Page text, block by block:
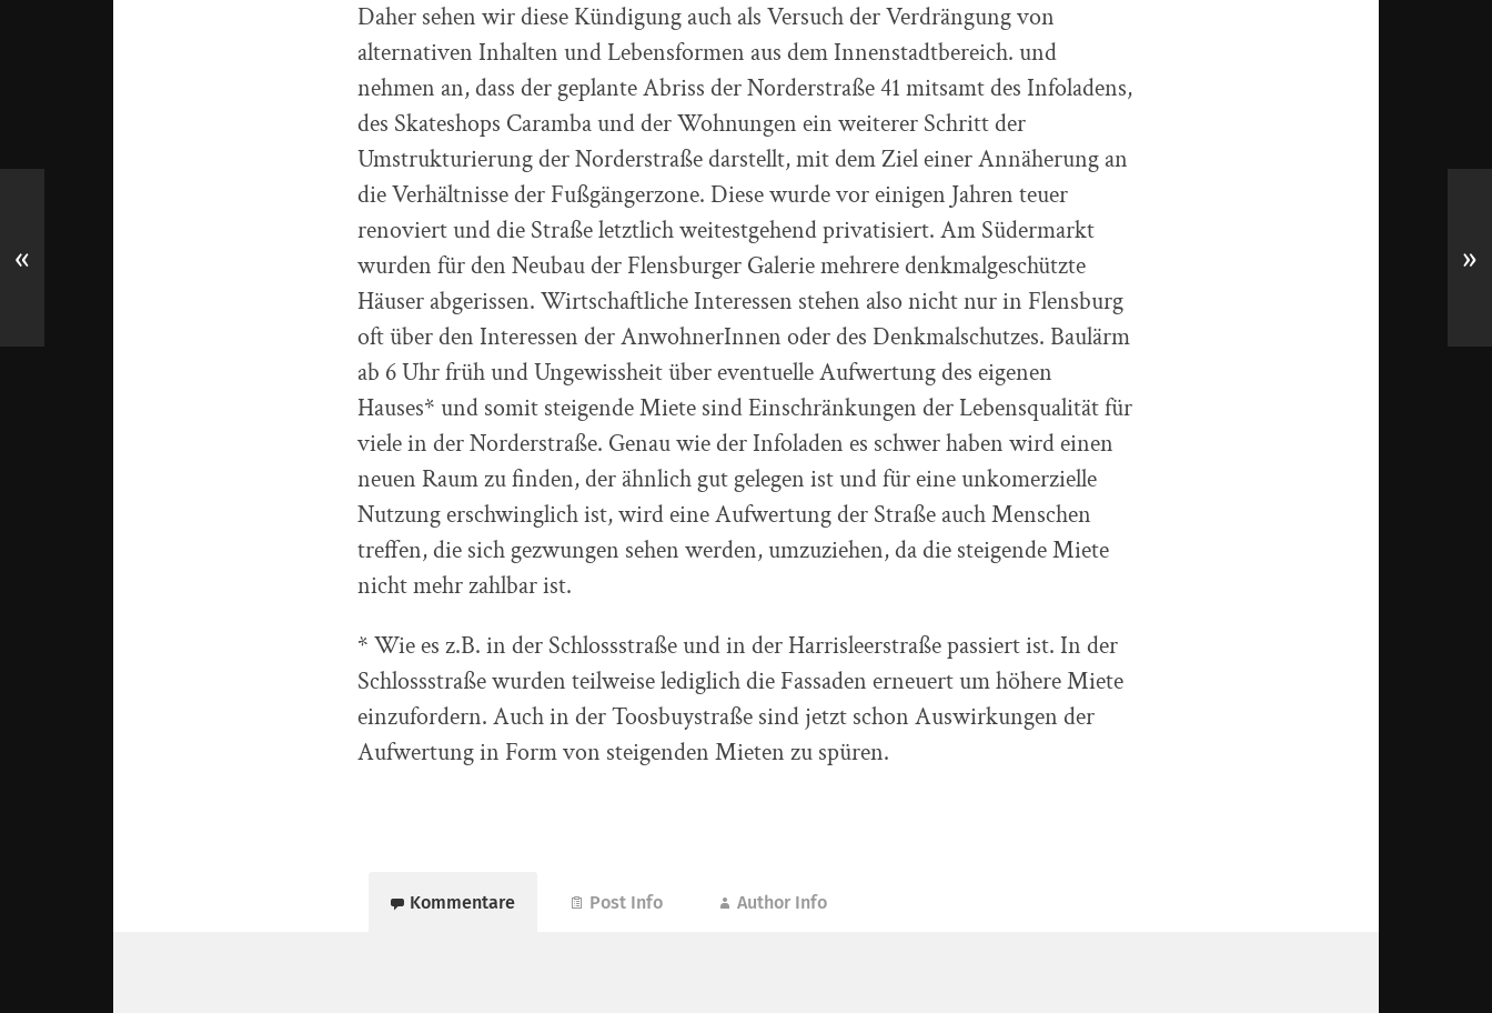
Daher sehen wir diese Kündigung auch als Versuch der Verdrängung von
alternativen Inhalten und Lebensformen aus dem Innenstadtbereich. und
nehmen an, dass der geplante Abriss der Norderstraße 41 mitsamt des Infoladens,
des Skateshops Caramba und der Wohnungen ein weiterer Schritt der
Umstrukturierung der Norderstraße darstellt, mit dem Ziel einer Annäherung an
die Verhältnisse der Fußgängerzone. Diese wurde vor einigen Jahren teuer
renoviert und die Straße letztlich weitestgehend privatisiert. Am Südermarkt
wurden für den Neubau der Flensburger Galerie mehrere denkmalgeschützte
Häuser abgerissen. Wirtschaftliche Interessen stehen also nicht nur in Flensburg
oft über den Interessen der AnwohnerInnen oder des Denkmalschutzes. Baulärm
ab 6 Uhr früh und Ungewissheit über eventuelle Aufwertung des eigenen
Hauses* und somit steigende Miete sind Einschränkungen der Lebensqualität für
viele in der Norderstraße. Genau wie der Infoladen es schwer haben wird einen
neuen Raum zu finden, der ähnlich gut gelegen ist und für eine unkomerzielle
Nutzung erschwinglich ist, wird eine Aufwertung der Straße auch Menschen
treffen, die sich gezwungen sehen werden, umzuziehen, da die steigende Miete
nicht mehr zahlbar ist.
* Wie es z.B. in der Schlossstraße und in der Harrisleerstraße passiert ist. In der
Schlossstraße wurden teilweise lediglich die Fassaden erneuert um höhere Miete
einzufordern. Auch in der Toosbuystraße sind jetzt schon Auswirkungen der
Aufwertung in Form von steigenden Mieten zu spüren.
Kommentare Post Info Author Info
« »